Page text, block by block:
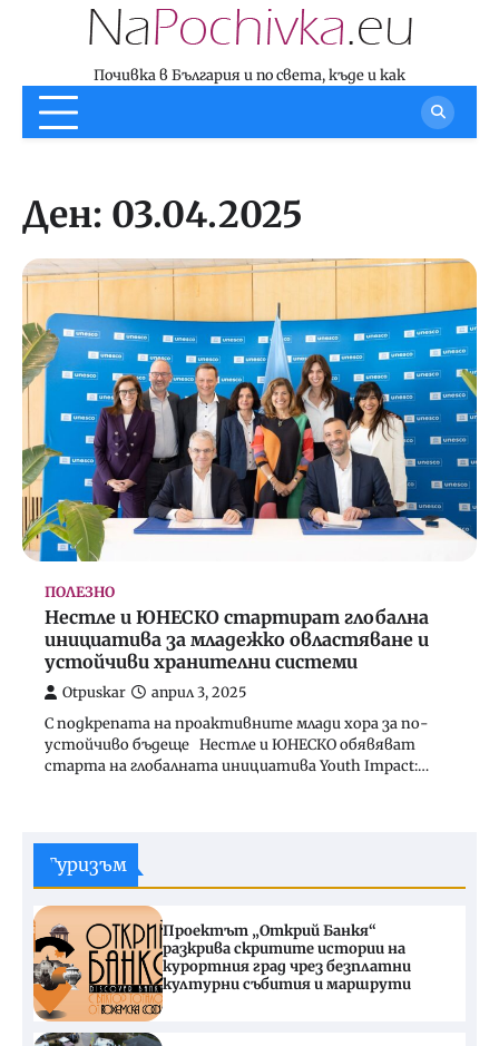
Почивка в България и по света, къде и как
Ден: 03.04.2025
ПОЛЕЗНО
Нестле и ЮНЕСКО стартират глобална
инициатива за младежко овластяване и
устойчиви хранителни системи
Otpuskar април 3, 2025
С подкрепата на проактивните млади хора за по-
устойчиво бъдеще Нестле и ЮНЕСКО обявяват
старта на глобалната инициатива Youth Impact:…
Туризъм
Проектът „Открий Банкя“
разкрива скритите истории на
курортния град чрез безплатни
културни събития и маршрути